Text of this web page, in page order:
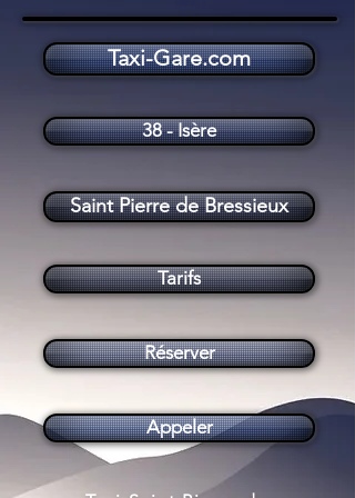
Tarifs
Taxi Saint Pierre de Bressieux (38870)
Saint Pierre de Bressieux
Taxi-Gare.com
Réserver
Appeler
38 - Isère